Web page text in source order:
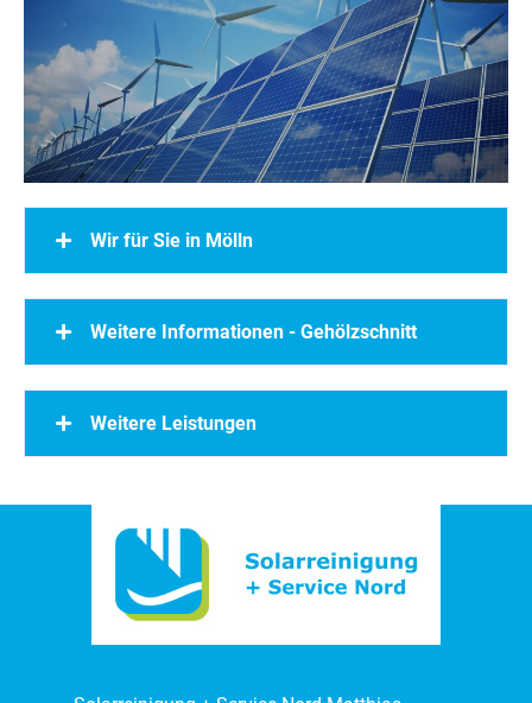
Wir für Sie in Mölln
Weitere Informationen - Gehölzschnitt
Weitere Leistungen